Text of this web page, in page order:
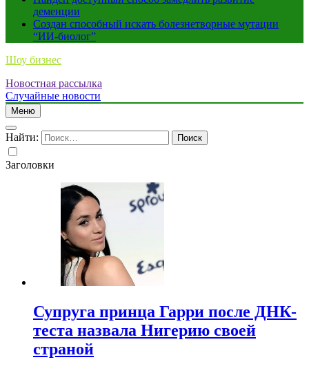
деменции
Создан способный искать болезнетворные мутации
“ИИ-биолог”
Шоу бизнес
Новостная рассылка
Случайные новости
Меню
Найти:
Заголовки
Супруга принца Гарри после ДНК-
теста назвала Нигерию своей
страной